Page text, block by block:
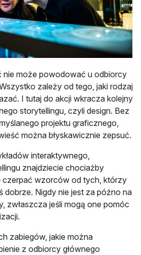
nie może powodować u odbiorcy
zależy od tego, jaki rodzaj
I tutaj do akcji wkracza kolejny
storytellingu, czyli design. Bez
projektu graficznego,
można błyskawicznie zepsuć.
interaktywnego,
znajdziecie chociażby
czerpać wzorców od tych, którzy
dobrze. Nigdy nie jest za późno na
zwłaszcza jeśli mogą one pomóc
zabiegów, jakie można
z odbiorcy głównego